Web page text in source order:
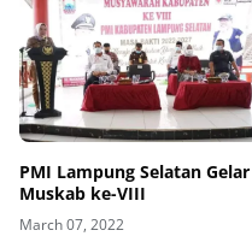
PMI Lampung Selatan Gelar
Muskab ke-VIII
March 07, 2022